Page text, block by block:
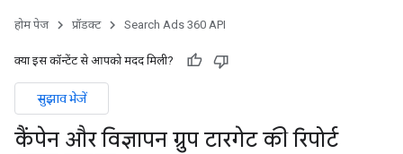
होम पेज प्रॉडक्ट Search Ads 360 API
क्या इस कॉन्टेंट से आपको मदद मिली?
सुझाव भेजें
कैंपेन और विज्ञापन ग्रुप टारगेट की रिपोर्ट